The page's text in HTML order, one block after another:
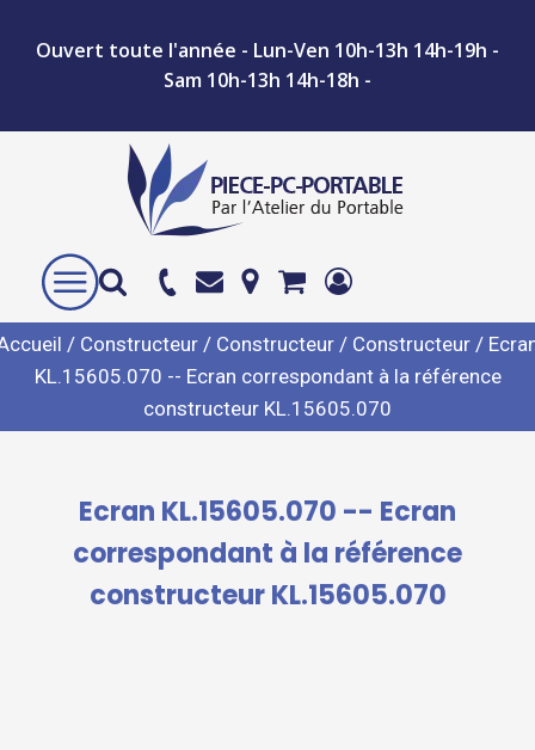
Ouvert toute l'année - Lun-Ven 10h-13h 14h-19h -
Sam 10h-13h 14h-18h -
/ Constructeur / Constructeur / Constructeur /
KL.15605.070 -- Ecran correspondant à la référence
constructeur KL.15605.070
Ecran KL.15605.070 -- Ecran
correspondant à la référence
constructeur KL.15605.070